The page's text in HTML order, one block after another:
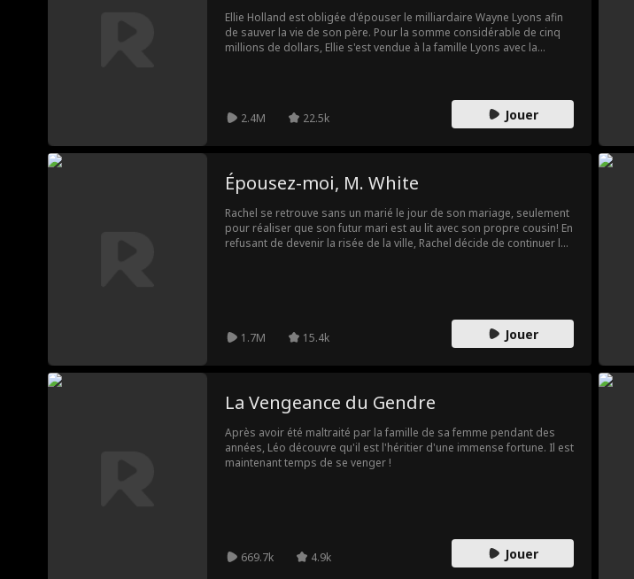
Ellie Holland est obligée d'épouser le milliardaire Wayne Lyons afin
de sauver la vie de son père. Pour la somme considérable de cinq
millions de dollars, Ellie s'est vendue à la famille Lyons avec la
2.4M 22.5k Jouer
Épousez-moi, M. White
Rachel se retrouve sans un marié le jour de son mariage, seulement
pour réaliser que son futur mari est au lit avec son propre cousin! En
refusant de devenir la risée de la ville, Rachel décide de continuer le
1.7M 15.4k Jouer
La Vengeance du Gendre
Après avoir été maltraité par la famille de sa femme pendant des
années, Léo découvre qu'il est l'héritier d'une immense fortune. Il est
maintenant temps de se venger !
669.7k 4.9k Jouer